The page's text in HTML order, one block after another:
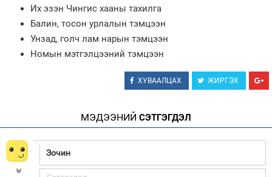
Их эзэн Чингис хааны тахилга
Балин, тосон урлалын тэмцээн
Унзад, голч лам нарын тэмцээн
Номын мэтгэлцээний тэмцээн
ХУВААЛЦАХ ЖИРГЭХ
МЭДЭЭНИЙ СЭТГЭГДЭЛ